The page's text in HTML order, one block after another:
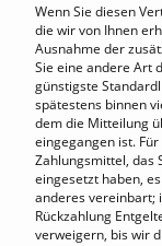
Wenn Sie diesen
die wir von Ihnen
Ausnahme der
Sie eine andere Art
günstigste
spätestens binnen
dem die Mitteilung
eingegangen ist.
Zahlungsmittel, das
eingesetzt haben,
anderes vereinbart;
Rückzahlung
verweigern, bis wir